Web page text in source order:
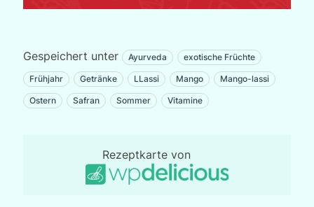
Gespeichert unter Ayurveda exotische Früchte
Frühjahr Getränke LLassi Mango Mango-lassi
Ostern Safran Sommer Vitamine
Rezeptkarte von